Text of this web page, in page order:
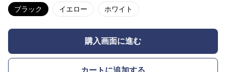
ブラック イエロー ホワイト
購入画面に進む
カートに追加する